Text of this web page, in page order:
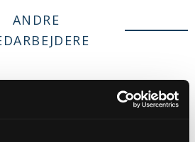
ANDRE